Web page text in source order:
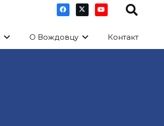
О Вождовцу Контакт